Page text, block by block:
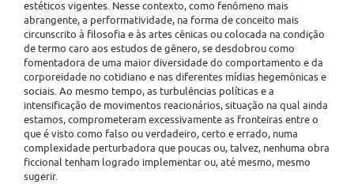
estéticos vigentes. Nesse contexto, como fenômeno mais
abrangente, a performatividade, na forma de conceito mais
circunscrito à filosofia e às artes cênicas ou colocada na condição
de termo caro aos estudos de gênero, se desdobrou como
fomentadora de uma maior diversidade do comportamento e da
corporeidade no cotidiano e nas diferentes mídias hegemônicas e
sociais. Ao mesmo tempo, as turbulências políticas e a
intensificação de movimentos reacionários, situação na qual ainda
estamos, comprometeram excessivamente as fronteiras entre o
que é visto como falso ou verdadeiro, certo e errado, numa
complexidade perturbadora que poucas ou, talvez, nenhuma obra
ficcional tenham logrado implementar ou, até mesmo, mesmo
sugerir.